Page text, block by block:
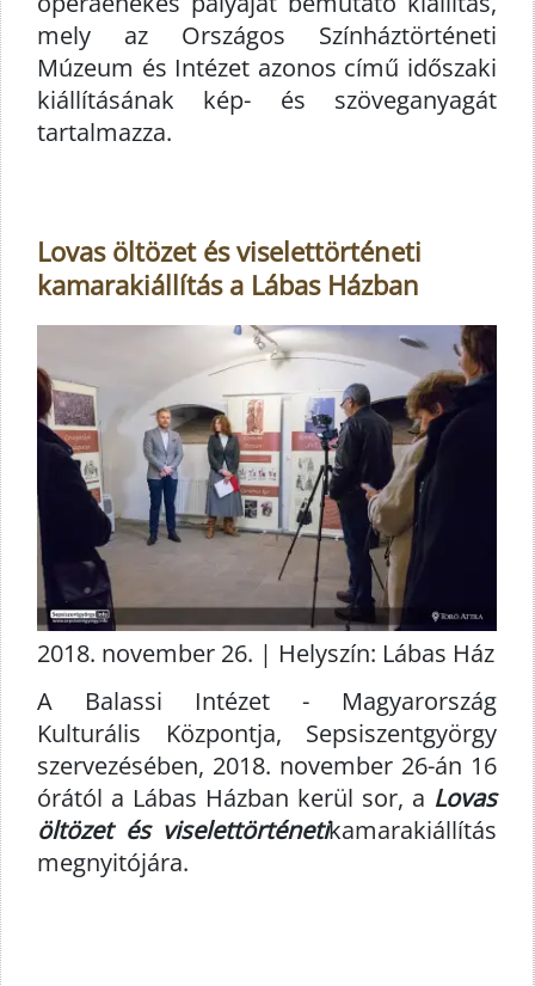
mely az Országos Színháztörténeti
Múzeum és Intézet azonos című időszaki
kiállításának kép- és szöveganyagát
tartalmazza.
Lovas öltözet és viselettörténeti
kamarakiállítás a Lábas Házban
2018. november 26. | Helyszín: Lábas Ház
A Balassi Intézet - Magyarország
Kulturális Központja, Sepsiszentgyörgy
szervezésében, 2018. november 26-án 16
órától a Lábas Házban kerül sor, a Lovas
öltözet és viselettörténetikamarakiállítás
megnyitójára.